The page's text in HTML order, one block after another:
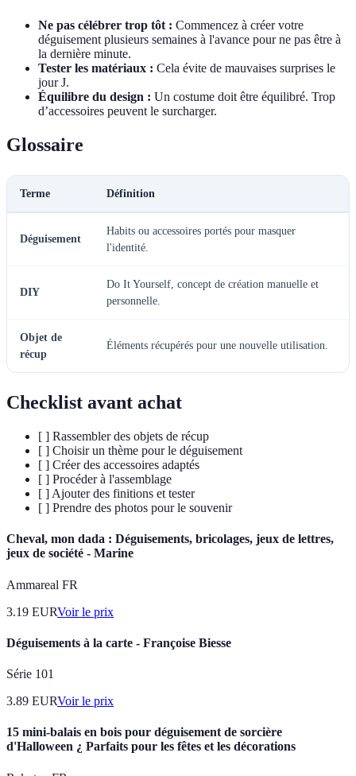
Ne pas célébrer trop tôt : Commencez à créer votre
déguisement plusieurs semaines à l'avance pour ne pas être à
la dernière minute.
Tester les matériaux : Cela évite de mauvaises surprises le
jour J.
Équilibre du design : Un costume doit être équilibré. Trop
d’accessoires peuvent le surcharger.
Glossaire
Terme Définition
Déguisement
Habits ou accessoires portés pour masquer
l'identité.
DIY
Do It Yourself, concept de création manuelle et
personnelle.
Objet de
récup
Éléments récupérés pour une nouvelle utilisation.
Checklist avant achat
[ ] Rassembler des objets de récup
[ ] Choisir un thème pour le déguisement
[ ] Créer des accessoires adaptés
[ ] Procéder à l'assemblage
[ ] Ajouter des finitions et tester
[ ] Prendre des photos pour le souvenir
Cheval, mon dada : Déguisements, bricolages, jeux de lettres,
jeux de société - Marine
Ammareal FR
3.19 EURVoir le prix
Déguisements à la carte - Françoise Biesse
Série 101
3.89 EURVoir le prix
15 mini-balais en bois pour déguisement de sorcière
d'Halloween ¿ Parfaits pour les fêtes et les décorations